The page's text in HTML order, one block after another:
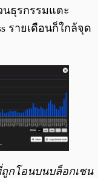
นธุรกรรมแตะ
รายเดือนก็ใกล้จุด
กโอนบนบล็อกเชน